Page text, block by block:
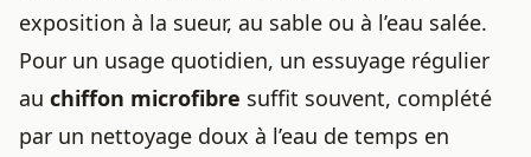
exposition à la sueur, au sable ou à l’eau salée.
Pour un usage quotidien, un essuyage régulier
au chiffon microfibre suffit souvent, complété
par un nettoyage doux à l’eau de temps en